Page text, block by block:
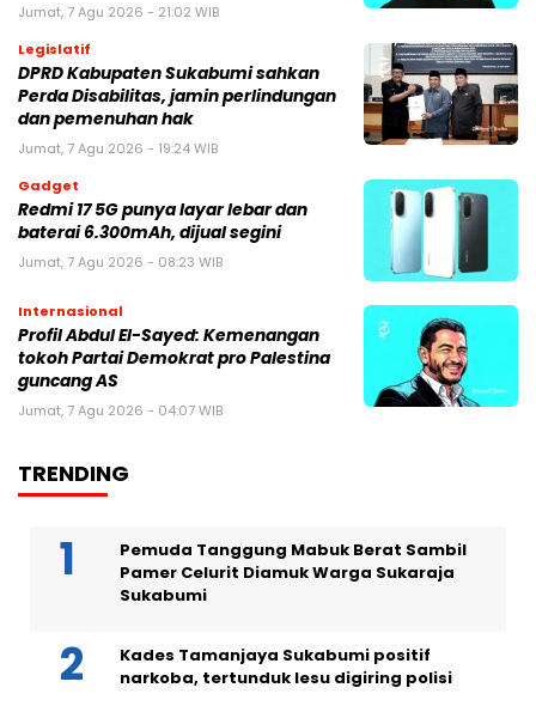
Jumat, 7 Agu 2026 - 21:02 WIB
Legislatif
DPRD Kabupaten Sukabumi sahkan
Perda Disabilitas, jamin perlindungan
dan pemenuhan hak
Jumat, 7 Agu 2026 - 19:24 WIB
Gadget
Redmi 17 5G punya layar lebar dan
baterai 6.300mAh, dijual segini
Jumat, 7 Agu 2026 - 08:23 WIB
Internasional
Profil Abdul El-Sayed: Kemenangan
tokoh Partai Demokrat pro Palestina
guncang AS
Jumat, 7 Agu 2026 - 04:07 WIB
TRENDING
Pemuda Tanggung Mabuk Berat Sambil
Pamer Celurit Diamuk Warga Sukaraja
Sukabumi
Kades Tamanjaya Sukabumi positif
narkoba, tertunduk lesu digiring polisi